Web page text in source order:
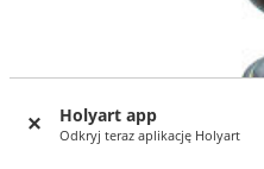
Holyart app
Odkryj teraz aplikację Holyart